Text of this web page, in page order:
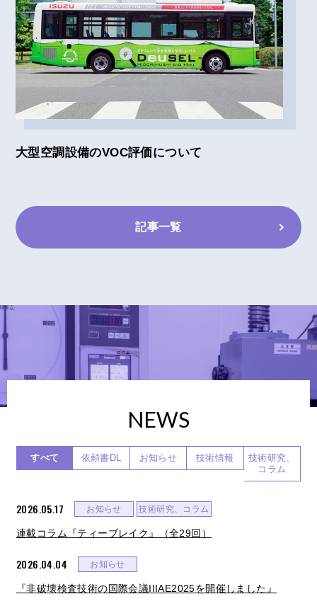
大型空調設備のVOC評価について
記事一覧
NEWS
すべて 依頼書DL お知らせ 技術情報
技術研究、
コラム
2026.05.17 お知らせ 技術研究、コラム
連載コラム『ティーブレイク』（全29回）
2026.04.04 お知らせ
『非破壊検査技術の国際会議IIIAE2025を開催しました』